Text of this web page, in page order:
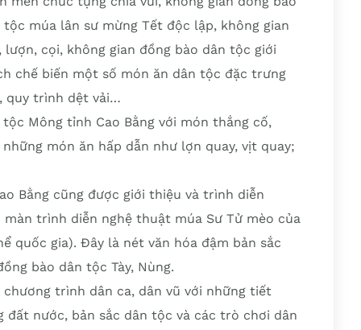
múa lân sư mừng Tết độc lập, không gian
cọi, không gian đồng bào dân tộc giới
chế biến một số món ăn dân tộc đặc trưng
quy trình dệt vải…
Mông tỉnh Cao Bằng với món thắng cố,
món ăn hấp dẫn như lợn quay, vịt quay;
Bằng cũng được giới thiệu và trình diễn
trình diễn nghệ thuật múa Sư Tử mèo của
quốc gia). Đây là nét văn hóa đậm bản sắc
bào dân tộc Tày, Nùng.
trình dân ca, dân vũ với những tiết
đất nước, bản sắc dân tộc và các trò chơi dân